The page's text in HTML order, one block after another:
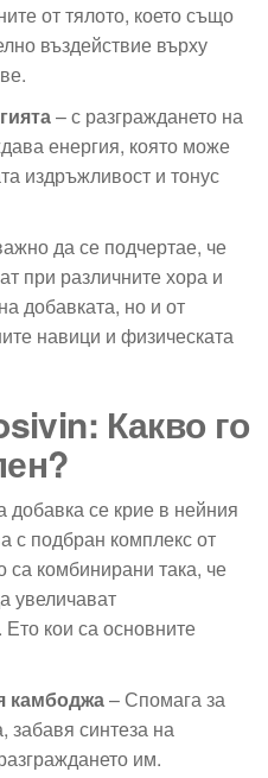
от тялото, което също
въздействие върху
– с разграждането на
енергия, която може
издръжливост и тонус
да се подчертае, че
при различните хора и
добавката, но и от
навици и физическата
Какво го
добавка се крие в нейния
с подбран комплекс от
са комбинирани така, че
увеличават
кои са основните
камбоджа– Спомага за
забавя синтеза на
им.